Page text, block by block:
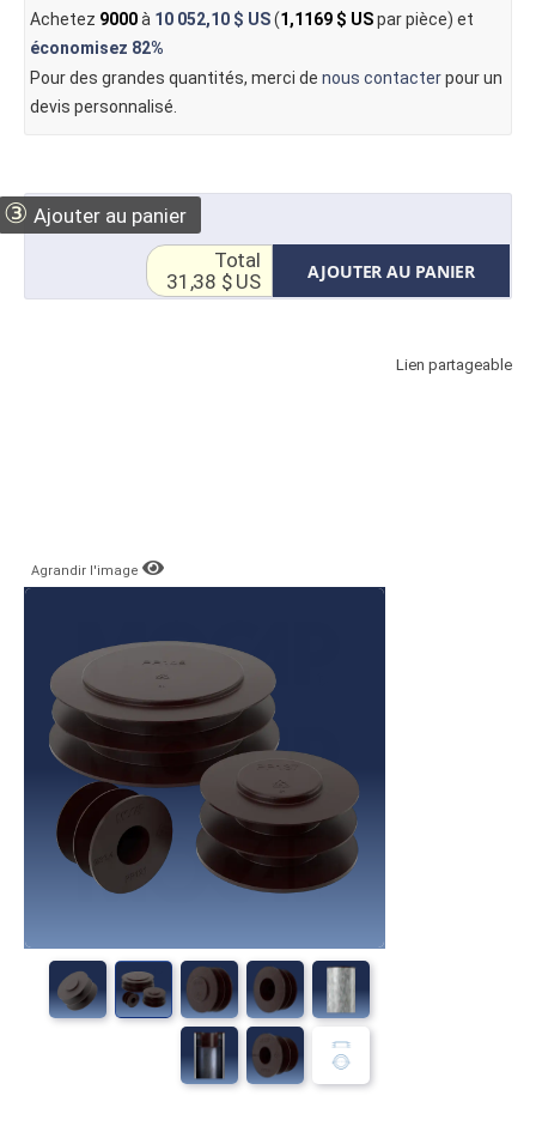
Achetez 9000à 10 052,10 $ US(1,1169 $ USpar pièce) et
économisez 82%
Pour des grandes quantités, merci de nous contacterpour un
devis personnalisé.
③ Ajouter au panier
AJOUTER AU PANIER
Total
31,38 $ US
Lien partageable
Agrandir l'image